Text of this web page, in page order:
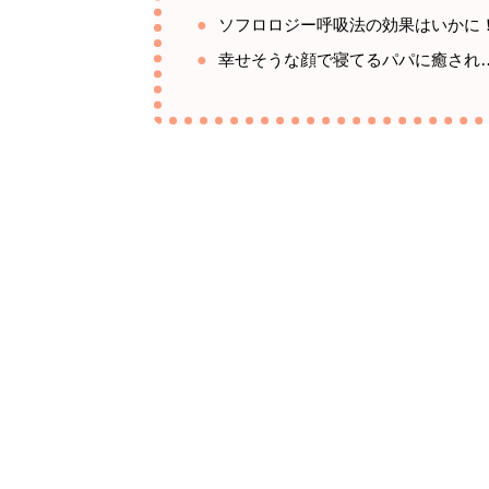
ソフロロジー呼吸法の効果はいかに
幸せそうな顔で寝てるパパに癒さ